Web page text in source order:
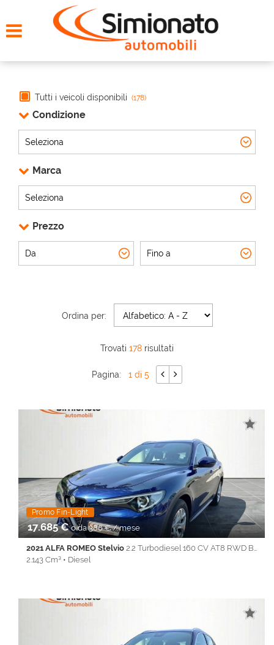
NOLEGGIO
CONTATTI
CHI SIAMO
Tutti i veicoli disponibili (178)
Condizione
Marca
Prezzo
Ordina per:
Trovati 178 risultati
Pagina: 1 di 5
Promo Fin-Light
17.685 €o da 388 € / mese
2021 ALFA ROMEO Stelvio 2.2 Turbodiesel 160 CV AT8 RWD Business
2.143 Cm³ • Diesel
• Alzacristalli elettrici • Autoradio • Bluetooth • Cerchi in lega •
Cruise Control • ESP • Filtro antiparticolato • Immobilizzatore
elettronico • Isofix • Keyless • Lane Assist • Park Distance Control